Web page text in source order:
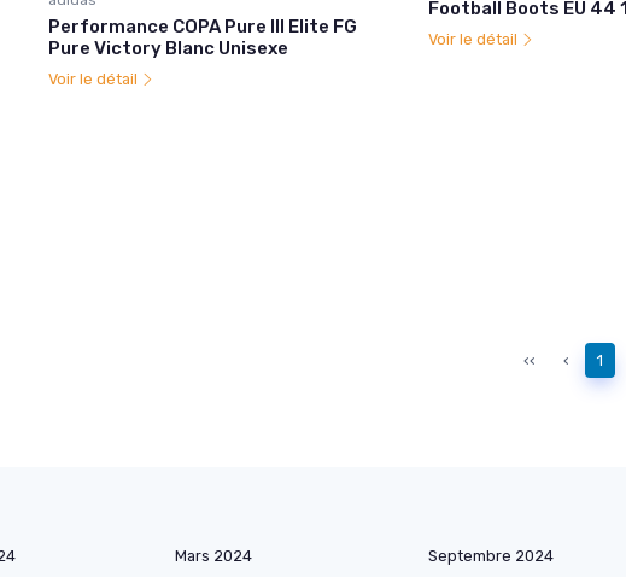
Performance COPA Pure III Elite FG
Pure Victory Blanc Unisexe
Voir le détail
Football Boots EU 44
Voir le détail
‹‹ ‹ 1
Mars 2024 Septembre 2024